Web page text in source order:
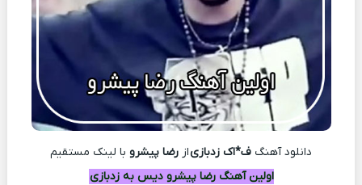
دانلود آهنگ ف*اک زدبازیاز رضا پیشرو با لينک مستقيم
اولین آهنگ رضا پیشرو دیس به زدبازی